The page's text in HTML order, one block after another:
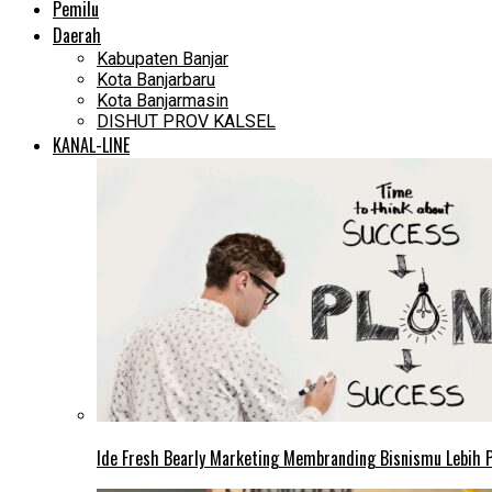
Pemilu
Daerah
Kabupaten Banjar
Kota Banjarbaru
Kota Banjarmasin
DISHUT PROV KALSEL
KANAL-LINE
Ide Fresh Bearly Marketing Membranding Bisnismu Lebih